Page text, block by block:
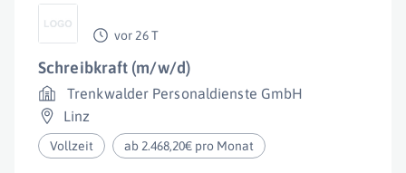
vor 26 T
Schreibkraft (m/w/d)
Trenkwalder Personaldienste GmbH
Linz
Vollzeit ab 2.468,20€ pro Monat